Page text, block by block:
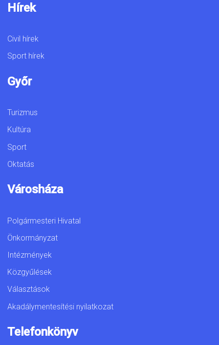
Hírek
Civil hírek
Sport hírek
Győr
Turizmus
Kultúra
Sport
Oktatás
Városháza
Polgármesteri Hivatal
Önkormányzat
Intézmények
Közgyűlések
Választások
Akadálymentesítési nyilatkozat
Telefonkönyv